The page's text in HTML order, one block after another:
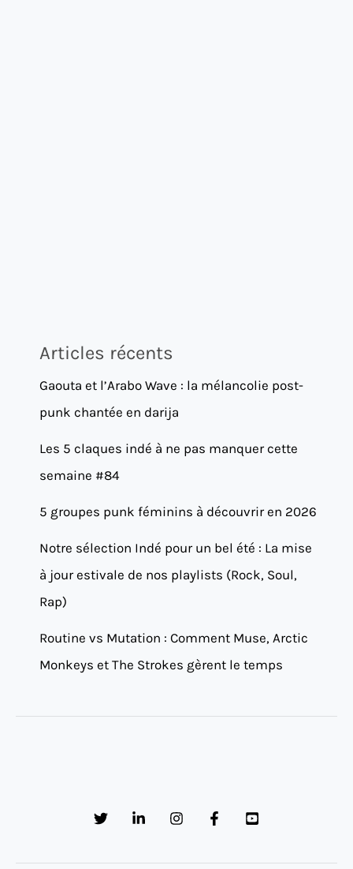
Articles récents
Gaouta et l’Arabo Wave : la mélancolie post-
punk chantée en darija
Les 5 claques indé à ne pas manquer cette
semaine #84
5 groupes punk féminins à découvrir en 2026
Notre sélection Indé pour un bel été : La mise
à jour estivale de nos playlists (Rock, Soul,
Rap)
Routine vs Mutation : Comment Muse, Arctic
Monkeys et The Strokes gèrent le temps